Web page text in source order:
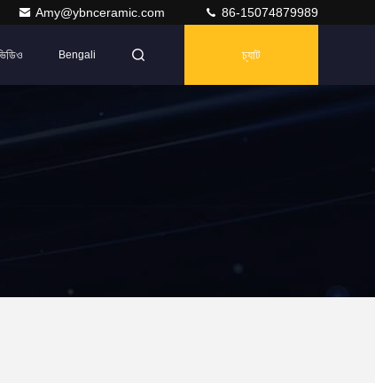
Amy@ybnceramic.com 86-15074879989
Bengali চ্যাট